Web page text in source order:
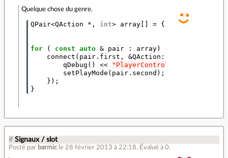
Quelque chose du genre.
QPair<QAction * , int> array = { sequential
for
( const auto & pair : array)
{
connect ( pair . first , &QAction ::
qDebug () <<
"PlayerControls ->
setPlayMode ( pair . second );
});
}
# Signaux / slot
Posté par barmic le 28 février 2013 à 22:18. Évalué à 0.